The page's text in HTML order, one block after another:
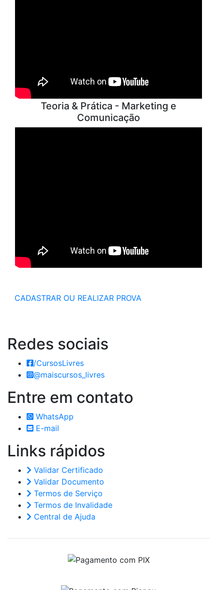
Teoria & Prática - Marketing e
Comunicação
CADASTRAR OU REALIZAR PROVA
Redes sociais
/CursosLivres
@maiscursos_livres
Entre em contato
WhatsApp
E-mail
Links rápidos
Validar Certificado
Validar Documento
Termos de Serviço
Termos de Invalidade
Central de Ajuda